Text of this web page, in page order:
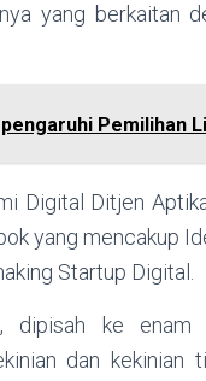
yang berkaitan
Pemilihan
Digital Ditjen
yang mencakup
Startup Digital.
dipisah ke enam
dan kekinian